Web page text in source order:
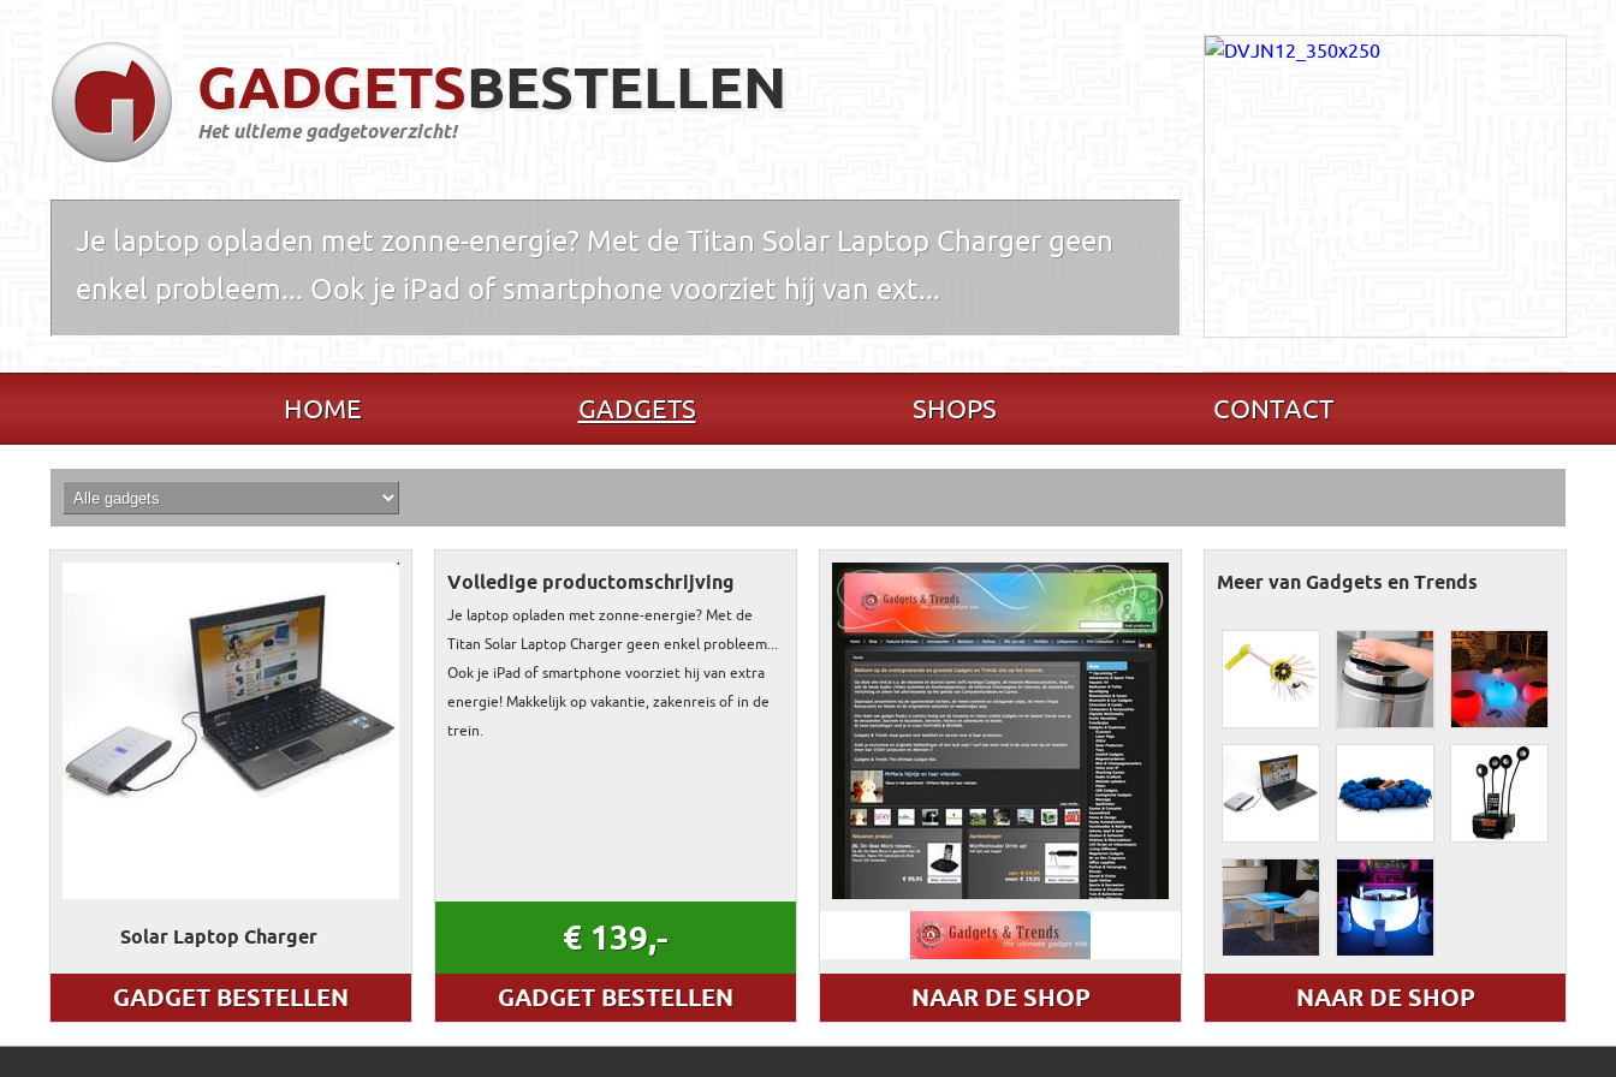
GADGETSBESTELLEN
Het ultieme gadgetoverzicht!
Je laptop opladen met zonne-energie? Met de Titan Solar Laptop Charger geen
enkel probleem... Ook je iPad of smartphone voorziet hij van ext...
HOME GADGETS SHOPS CONTACT
Solar Laptop Charger
GADGET BESTELLEN
Volledige productomschrijving
Je laptop opladen met zonne-energie? Met de
Titan Solar Laptop Charger geen enkel probleem...
Ook je iPad of smartphone voorziet hij van extra
energie! Makkelijk op vakantie, zakenreis of in de
trein.
€ 139,-
GADGET BESTELLEN NAAR DE SHOP
Meer van Gadgets en Trends
NAAR DE SHOP